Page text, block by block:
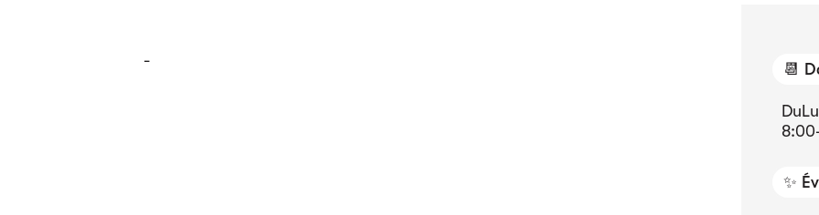
- 📆
Du
8:00
✨